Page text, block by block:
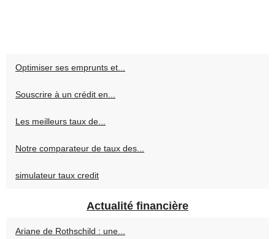
Optimiser ses emprunts et...
Souscrire à un crédit en...
Les meilleurs taux de...
Notre comparateur de taux des...
simulateur taux credit
Actualité financière
Ariane de Rothschild : une...